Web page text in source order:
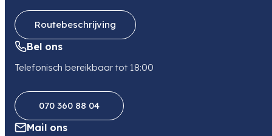
Routebeschrijving
Bel ons
Telefonisch bereikbaar tot 18:00
070 360 88 04
Mail ons